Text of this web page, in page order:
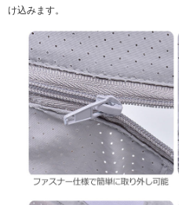
け込みます。